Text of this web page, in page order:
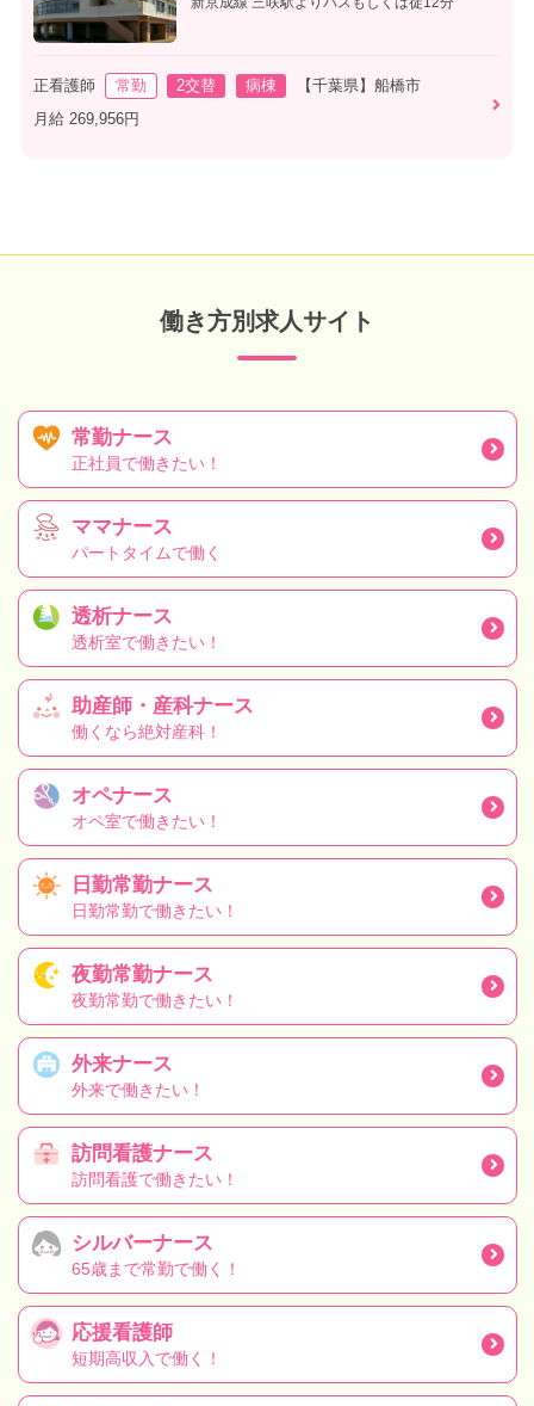
正看護師 常勤 2交替 病棟
【千葉県】船橋市
月給 269,956円
働き方別求人サイト
常勤ナース
正社員で働きたい！
ママナース
パートタイムで働く
透析ナース
透析室で働きたい！
助産師・産科ナース
働くなら絶対産科！
オペナース
オペ室で働きたい！
日勤常勤ナース
日勤常勤で働きたい！
夜勤常勤ナース
夜勤常勤で働きたい！
外来ナース
外来で働きたい！
訪問看護ナース
訪問看護で働きたい！
シルバーナース
65歳まで常勤で働く！
応援看護師
短期高収入で働く！